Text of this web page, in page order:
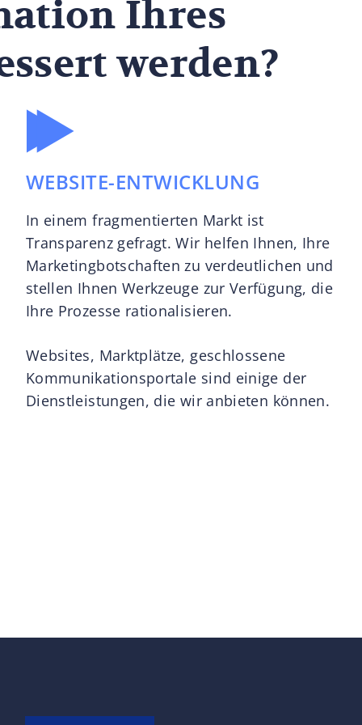
Ihres
werden?
WEBSITE-ENTWICKLUNG
In einem fragmentierten Markt ist
Transparenz gefragt. Wir helfen Ihnen, Ihre
Marketingbotschaften zu verdeutlichen und
stellen Ihnen Werkzeuge zur Verfügung, die
Ihre Prozesse rationalisieren.
Websites, Marktplätze, geschlossene
Kommunikationsportale sind einige der
Dienstleistungen, die wir anbieten können.